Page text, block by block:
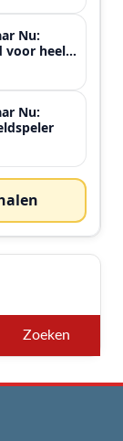
Nu:
voor heel
Nu: